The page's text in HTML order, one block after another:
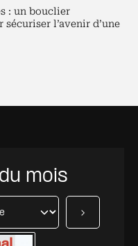
: un bouclier
l’avenir d’une
mois
Suivant